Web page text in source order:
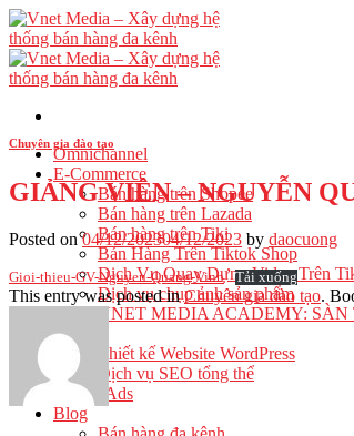
Skip
to
content
Omnichannel
E-Commerce
Bán hàng trên Shopee
Bán hàng trên Lazada
Bán hàng trên Tiki
Bán Hàng Trên Tiktok Shop
Dịch Vụ Quay Dựng Video Trên
Dịch vụ chụp ảnh sản phẩm
VNET MEDIA ACADEMY:
Website
Thiết kế Website WordPress
Dịch vụ SEO tổng thể
Digital Ads
Blog
Chuyên gia đào tạo
GIẢNG VIÊN – NGUYỄN
Posted on04/12/202304/12/2023 by daocuong
Gioi-thieu-GV-Nguyen-Quang-Vinh Tải xuống
This entry was posted inChuyên gia đào tạo.